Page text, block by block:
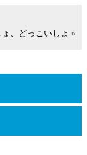
ょ、どっこいしょ »